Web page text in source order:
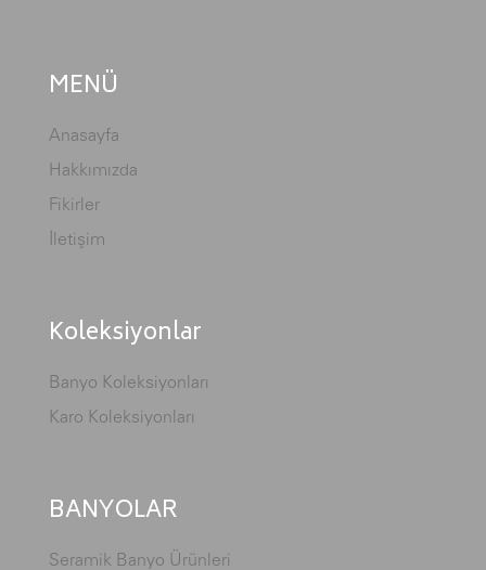
MENÜ
Anasayfa
Hakkımızda
Fikirler
İletişim
Koleksiyonlar
Banyo Koleksiyonları
Karo Koleksiyonları
BANYOLAR
Seramik Banyo Ürünleri